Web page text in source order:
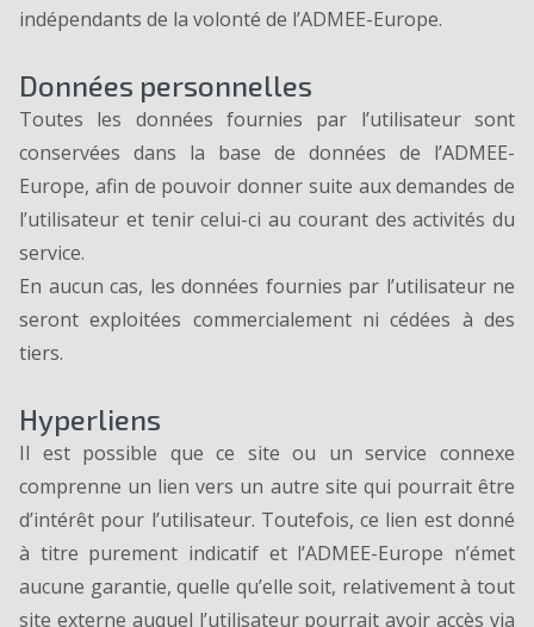
indépendants de la volonté de l’ADMEE-Europe.
Données personnelles
Toutes les données fournies par l’utilisateur sont
conservées dans la base de données de l’ADMEE-
Europe, afin de pouvoir donner suite aux demandes de
l’utilisateur et tenir celui-ci au courant des activités du
service.
En aucun cas, les données fournies par l’utilisateur ne
seront exploitées commercialement ni cédées à des
tiers.
Hyperliens
Il est possible que ce site ou un service connexe
comprenne un lien vers un autre site qui pourrait être
d’intérêt pour l’utilisateur. Toutefois, ce lien est donné
à titre purement indicatif et l’ADMEE-Europe n’émet
aucune garantie, quelle qu’elle soit, relativement à tout
site externe auquel l’utilisateur pourrait avoir accès via